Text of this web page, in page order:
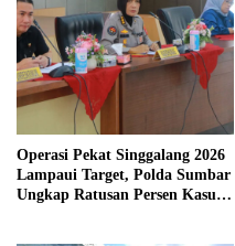
Operasi Pekat Singgalang 2026
Lampaui Target, Polda Sumbar
Ungkap Ratusan Persen Kasus